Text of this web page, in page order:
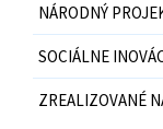
NÁRODNÝ
SOCIÁLNE
ZREALIZOVANÉ